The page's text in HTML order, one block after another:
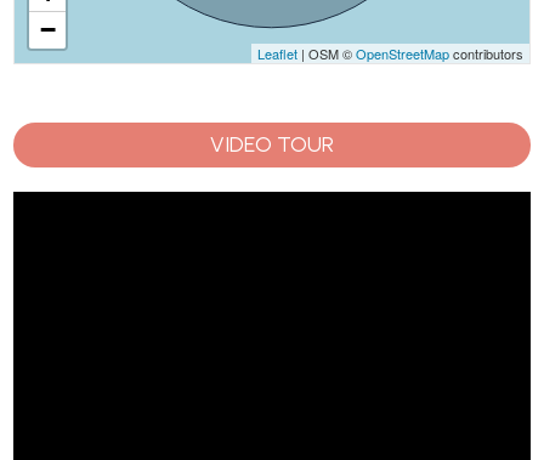
−
Leaflet| OSM ©OpenStreetMapcontributors
VIDEO TOUR